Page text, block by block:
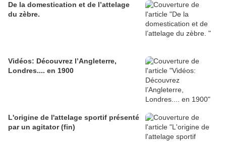
années 1880.
De la domestication et de l’attelage
du zèbre.
Vidéos: Découvrez l’Angleterre,
Londres.... en 1900
L'origine de l'attelage sportif présenté
par un agitator (fin)